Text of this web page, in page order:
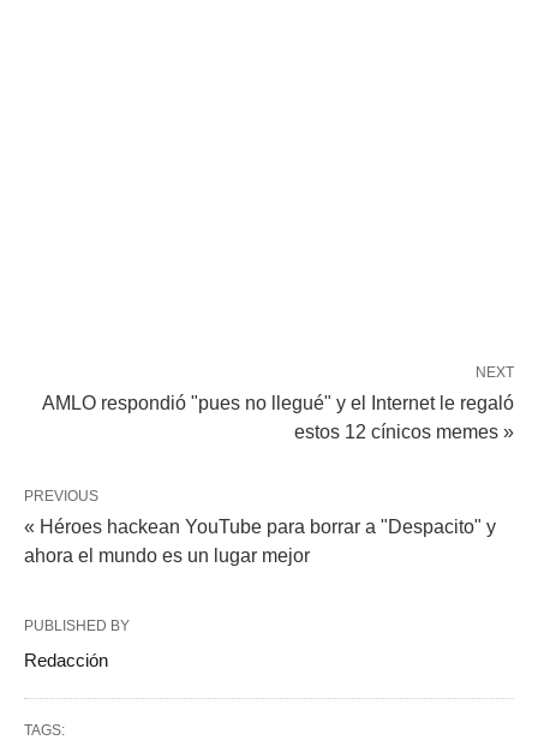
NEXT
AMLO respondió "pues no llegué" y el Internet le regaló
estos 12 cínicos memes »
PREVIOUS
« Héroes hackean YouTube para borrar a "Despacito" y
ahora el mundo es un lugar mejor
PUBLISHED BY
Redacción
TAGS: